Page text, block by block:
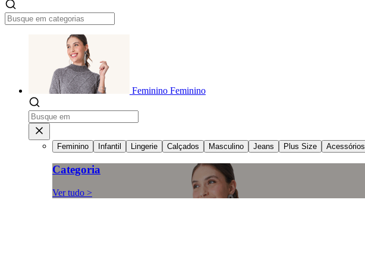
Feminino Feminino
Feminino Infantil Lingerie Calçados Masculino Jeans Plus Size Acessórios
Categoria
Ver tudo >